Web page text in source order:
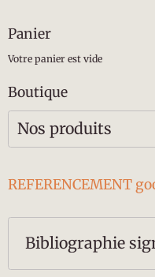
Panier
Votre panier est vide
Boutique
Nos produits
REFERENCEMENT
Bibliographie